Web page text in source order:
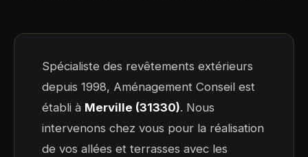
Spécialiste des revêtements extérieurs
depuis 1998, Aménagement Conseil est
établi à Merville (31330). Nous
intervenons chez vous pour la réalisation
de vos allées et terrasses avec les